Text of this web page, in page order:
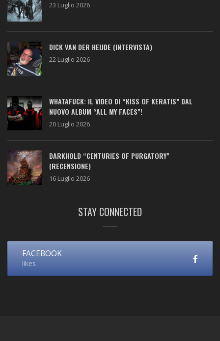
23 Luglio 2026
DICK VAN DER HEIJDE (INTERVISTA)
22 Luglio 2026
WHATAFUCK: IL VIDEO DI “KISS OF KERATIS” DAL
NUOVO ALBUM “ALL MY FACES”!
20 Luglio 2026
DARKHOLD “CENTURIES OF PURGATORY”
(RECENSIONE)
16 Luglio 2026
STAY CONNECTED
FACEBOOK
likes